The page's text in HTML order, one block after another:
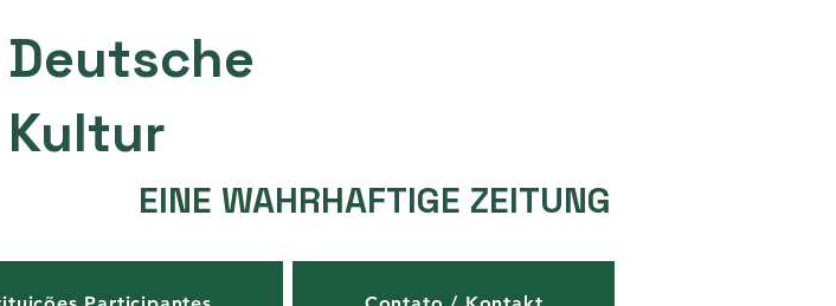
Deutsche
Kultur
EINE WAHRHAFTIGE ZEITUNG